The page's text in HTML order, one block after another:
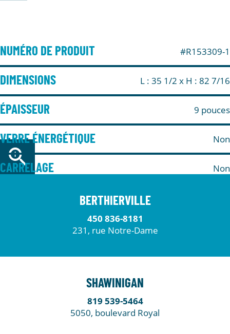
NUMÉRO DE PRODUIT #R153309-1
DIMENSIONS L : 35 1/2 x H : 82 7/16
ÉPAISSEUR 9 pouces
VERRE ÉNERGÉTIQUE Non
CARRELAGE Non
BERTHIERVILLE
450 836-8181
231, rue Notre-Dame
SHAWINIGAN
819 539-5464
5050, boulevard Royal